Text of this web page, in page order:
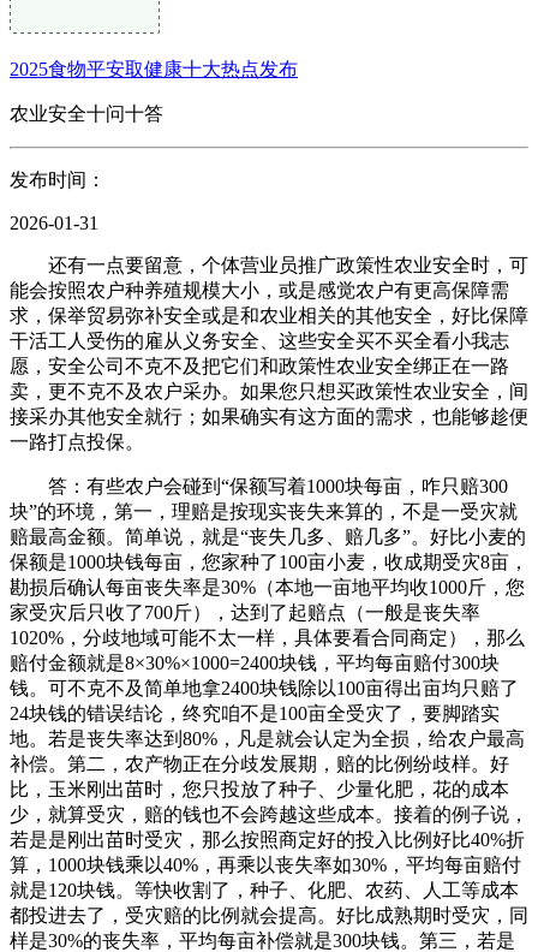
2025食物平安取健康十大热点发布
农业安全十问十答
发布时间：
2026-01-31
还有一点要留意，个体营业员推广政策性农业安全时，可
能会按照农户种养殖规模大小，或是感觉农户有更高保障需
求，保举贸易弥补安全或是和农业相关的其他安全，好比保障
干活工人受伤的雇从义务安全、这些安全买不买全看小我志
愿，安全公司不克不及把它们和政策性农业安全绑正在一路
卖，更不克不及农户采办。如果您只想买政策性农业安全，间
接采办其他安全就行；如果确实有这方面的需求，也能够趁便
一路打点投保。
答：有些农户会碰到“保额写着1000块每亩，咋只赔300
块”的环境，第一，理赔是按现实丧失来算的，不是一受灾就
赔最高金额。简单说，就是“丧失几多、赔几多”。好比小麦的
保额是1000块钱每亩，您家种了100亩小麦，收成期受灾8亩，
勘损后确认每亩丧失率是30%（本地一亩地平均收1000斤，您
家受灾后只收了700斤），达到了起赔点（一般是丧失率
1020%，分歧地域可能不太一样，具体要看合同商定），那么
赔付金额就是8×30%×1000=2400块钱，平均每亩赔付300块
钱。可不克不及简单地拿2400块钱除以100亩得出亩均只赔了
24块钱的错误结论，终究咱不是100亩全受灾了，要脚踏实
地。若是丧失率达到80%，凡是就会认定为全损，给农户最高
补偿。第二，农产物正在分歧发展期，赔的比例纷歧样。好
比，玉米刚出苗时，您只投放了种子、少量化肥，花的成本
少，就算受灾，赔的钱也不会跨越这些成本。接着的例子说，
若是是刚出苗时受灾，那么按照商定好的投入比例好比40%折
算，1000块钱乘以40%，再乘以丧失率如30%，平均每亩赔付
就是120块钱。等快收割了，种子、化肥、农药、人工等成本
都投进去了，受灾赔的比例就会提高。好比成熟期时受灾，同
样是30%的丧失率，平均每亩补偿就是300块钱。第三，若是